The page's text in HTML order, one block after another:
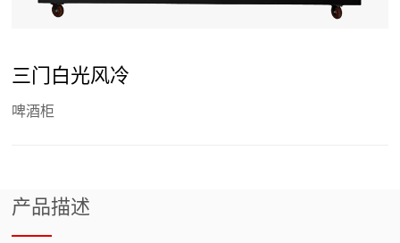
三门白光风冷
啤酒柜
产品描述